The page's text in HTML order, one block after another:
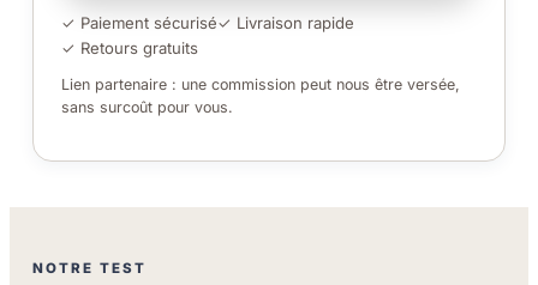
✓ Paiement sécurisé✓ Livraison rapide
✓ Retours gratuits
Lien partenaire : une commission peut nous être versée,
sans surcoût pour vous.
NOTRE TEST